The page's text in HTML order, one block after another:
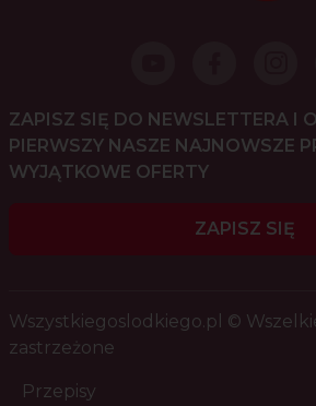
ZAPISZ SIĘ DO NEWSLETTERA I
PIERWSZY NASZE NAJNOWSZE
WYJĄTKOWE OFERTY
ZAPISZ SIĘ
Wszystkiegoslodkiego.pl ©
zastrzeżone
Przepisy